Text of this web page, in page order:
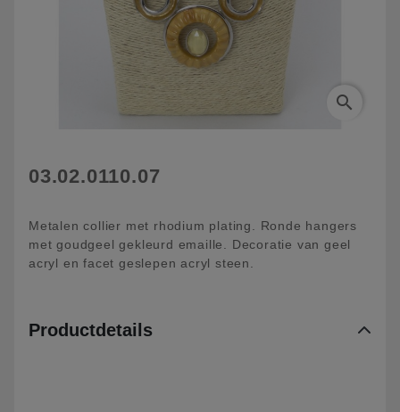
search
03.02.0110.07
Metalen collier met rhodium plating. Ronde hangers
met goudgeel gekleurd emaille. Decoratie van geel
acryl en facet geslepen acryl steen.
Productdetails